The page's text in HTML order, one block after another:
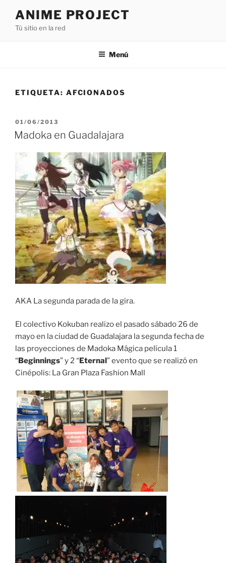
contenido
ANIME PROJECT
Tú sitio en la red
Menú
ETIQUETA: AFCIONADOS
PUBLICADO
EL
01/06/2013
Madoka en Guadalajara
AKA La segunda parada de la gira.
El colectivo Kokuban realizo el pasado sábado 26 de
mayo en la ciudad de Guadalajara la segunda fecha de
las proyecciones de Madoka Mágica película 1
“Beginnings” y 2 “Eternal” evento que se realizó en
Cinépolis: La Gran Plaza Fashion Mall